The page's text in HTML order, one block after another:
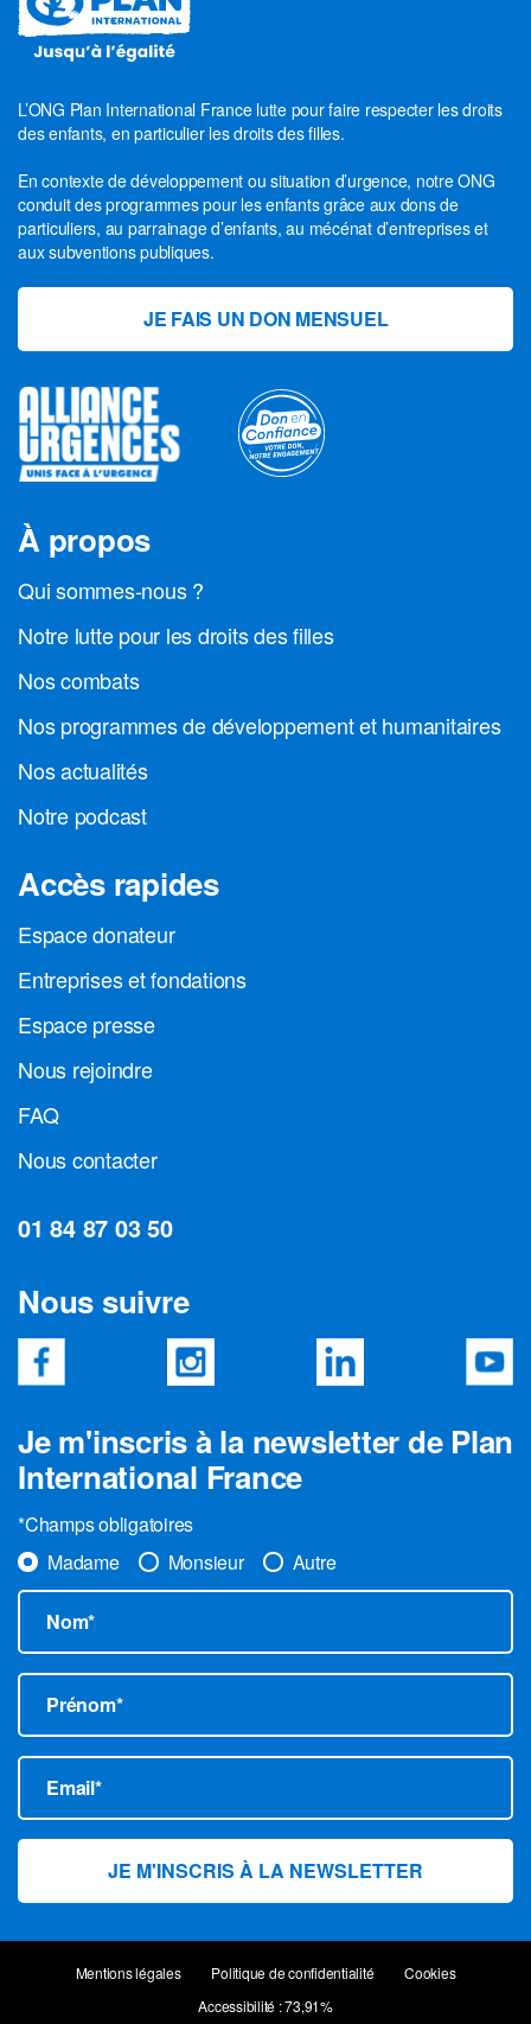
L’ONG Plan International France lutte pour faire respecter les droits
des enfants, en particulier les droits des filles.
En contexte de développement ou situation d’urgence, notre ONG
conduit des programmes pour les enfants grâce aux dons de
particuliers, au parrainage d’enfants, au mécénat d’entreprises et
aux subventions publiques.
JE FAIS UN DON MENSUEL
À propos
Qui sommes-nous ?
Notre lutte pour les droits des filles
Nos combats
Nos programmes de développement et humanitaires
Nos actualités
Notre podcast
Accès rapides
Espace donateur
Entreprises et fondations
Espace presse
Nous rejoindre
FAQ
Nous contacter
01 84 87 03 50
Nous suivre
Je m'inscris à la newsletter de Plan
International France
*Champs obligatoires
Madame
Monsieur Autre
Nom*
Prénom*
Email*
Mentions légales Politique de confidentialité
Cookies
Accessibilité : 73,91%